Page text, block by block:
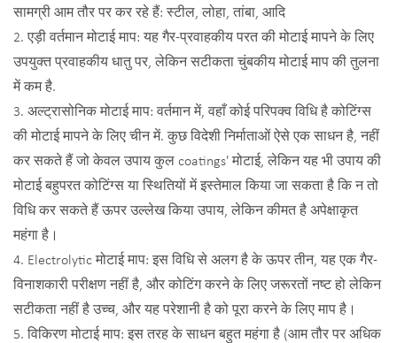
सामग्री आम तौर पर कर रहे हैं: स्टील, लोहा, तांबा, आदि
2. एड़ी वर्तमान मोटाई माप: यह गैर-प्रवाहकीय परत की मोटाई मापने के लिए
उपयुक्त प्रवाहकीय धातु पर, लेकिन सटीकता चुंबकीय मोटाई माप की तुलना
में कम है.
3. अल्ट्रासोनिक मोटाई माप: वर्तमान में, वहाँ कोई परिपक्व विधि है कोटिंग्स
की मोटाई मापने के लिए चीन में. कुछ विदेशी निर्माताओं ऐसे एक साधन है, नहीं
कर सकते हैं जो केवल उपाय कुल coatings' मोटाई, लेकिन यह भी उपाय की
मोटाई बहुपरत कोटिंग्स या स्थितियों में इस्तेमाल किया जा सकता है कि न तो
विधि कर सकते हैं ऊपर उल्लेख किया उपाय, लेकिन कीमत है अपेक्षाकृत
महंगा है।
4. Electrolytic मोटाई माप: इस विधि से अलग है के ऊपर तीन, यह एक गैर-
विनाशकारी परीक्षण नहीं है, और कोटिंग करने के लिए जरूरतों नष्ट हो लेकिन
सटीकता नहीं है उच्च, और यह परेशानी है को पूरा करने के लिए माप है।
5. विकिरण मोटाई माप: इस तरह के साधन बहुत महंगा है (आम तौर पर अधिक